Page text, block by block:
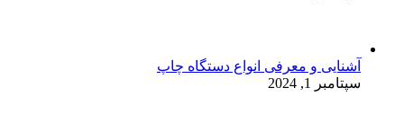
آشنایی و معرفی انواع دستگاه چاپ
سپتامبر 1, 2024